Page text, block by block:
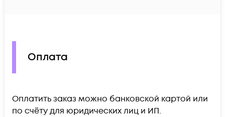
Оплата
Оплатить заказ можно банковской картой или
по счёту для юридических лиц и ИП.